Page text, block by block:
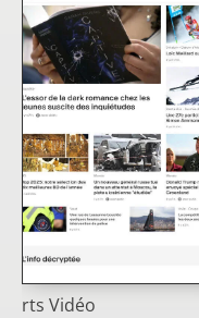
rts Vidéo